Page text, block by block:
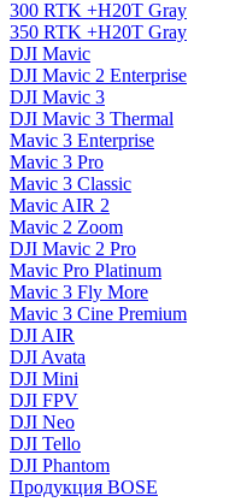
300 RTK +H20T Gray
350 RTK +H20T Gray
DJI Mavic
DJI Mavic 2 Enterprise
DJI Mavic 3
DJI Mavic 3 Thermal
Mavic 3 Enterprise
Mavic 3 Pro
Mavic 3 Сlassic
Mavic AIR 2
Mavic 2 Zoom
DJI Mavic 2 Pro
Mavic Pro Platinum
Mavic 3 Fly More
Mavic 3 Cine Premium
DJI AIR
DJI Avata
DJI Mini
DJI FPV
DJI Neo
DJI Tello
DJI Phantom
Продукция BOSE